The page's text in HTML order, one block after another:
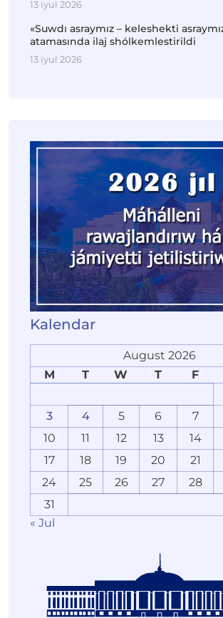
13 iyul 2026
«Suwdı asraymız – keleshekti
atamasında ilaj shólkemlestirildi
13 iyul 2026
Kalendar
August 2026
M
T W T F
3
4 5 6 7
10
11 12 13 14
17
18 19 20 21
24
25 26 27 28
31
« Jul